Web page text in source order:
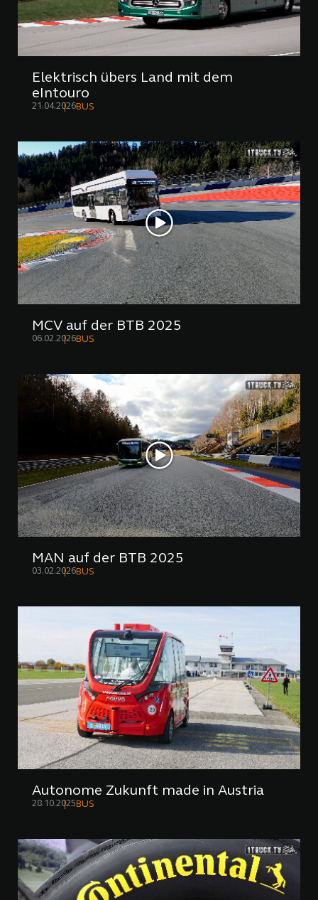
Elektrisch übers Land mit dem
eIntouro
21.04.2026BUS
MCV auf der BTB 2025
06.02.2026BUS
MAN auf der BTB 2025
03.02.2026BUS
Autonome Zukunft made in Austria
28.10.2025 BUS